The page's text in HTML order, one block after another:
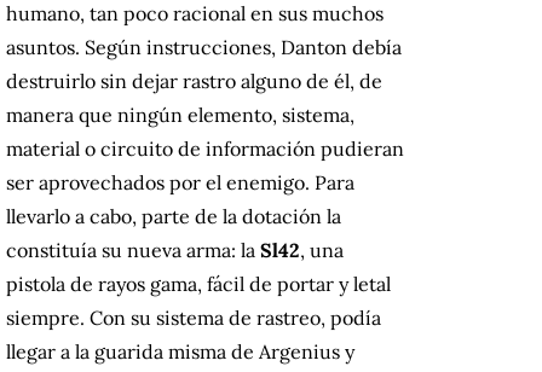
humano, tan poco racional en sus muchos
asuntos. Según instrucciones, Danton debía
destruirlo sin dejar rastro alguno de él, de
manera que ningún elemento, sistema,
material o circuito de información pudieran
ser aprovechados por el enemigo. Para
llevarlo a cabo, parte de la dotación la
constituía su nueva arma: la Sl42, una
pistola de rayos gama, fácil de portar y letal
siempre. Con su sistema de rastreo, podía
llegar a la guarida misma de Argenius y